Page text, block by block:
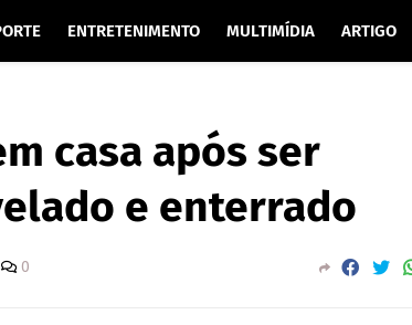
ENTRETENIMENTO MULTIMÍDIA ARTIGO
casa após ser
e enterrado
0